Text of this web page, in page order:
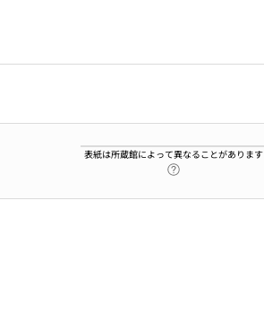
表紙は所蔵館によって異なることがあります